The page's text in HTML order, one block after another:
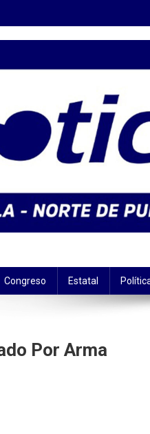
Congreso Estatal
Por Arma